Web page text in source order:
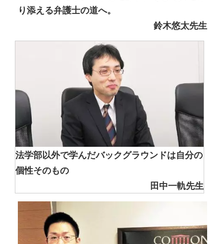
り添える弁護士の道へ。
鈴木悠太先生
法学部以外で学んだバックグラウンドは自分の
個性そのもの
田中一軌先生